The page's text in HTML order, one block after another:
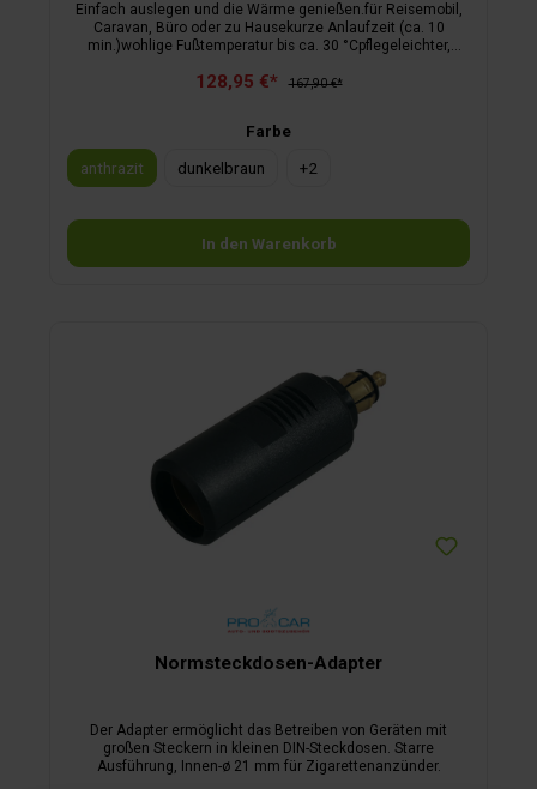
Einfach auslegen und die Wärme genießen.für Reisemobil,
Caravan, Büro oder zu Hausekurze Anlaufzeit (ca. 10
min.)wohlige Fußtemperatur bis ca. 30 °Cpflegeleichter,
128,95 €* 167,90 €*
Farbe
anthrazit
dunkelbraun +2
In den Warenkorb
Normsteckdosen-Adapter
Der Adapter ermöglicht das Betreiben von Geräten mit
großen Steckern in kleinen DIN-Steckdosen. Starre
Ausführung, Innen-ø 21 mm für Zigarettenanzünder.